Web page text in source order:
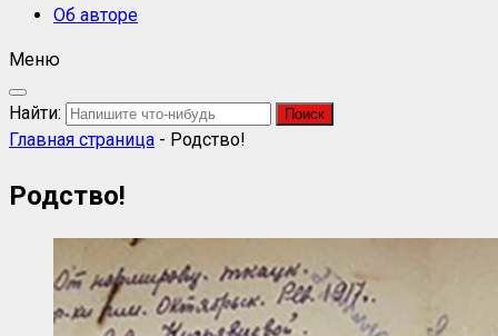
Об авторе
Меню
Найти:
Главная страница - Родство!
Родство!